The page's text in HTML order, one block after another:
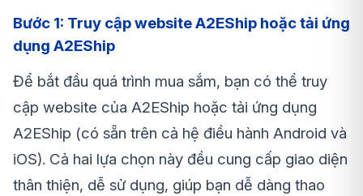
Bước 1: Truy cập website A2EShip hoặc tải ứng
dụng A2EShip
Để bắt đầu quá trình mua sắm, bạn có thể truy
cập website của A2EShip hoặc tải ứng dụng
A2EShip (có sẵn trên cả hệ điều hành Android và
iOS). Cả hai lựa chọn này đều cung cấp giao diện
thân thiện, dễ sử dụng, giúp bạn dễ dàng thao